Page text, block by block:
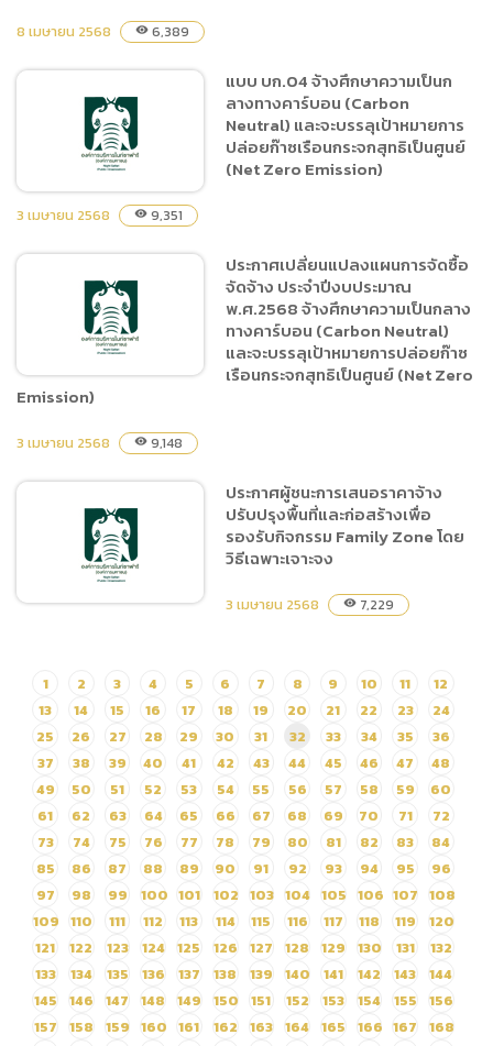
ประกาศผู้ชนะการเสนอราคา
1. กล้วยน้ำว้าสุก-กล้วยน้ำว้า
ดิบ 2. ผักและผลไม้ 3. หญ้าสด
และหญ้าแพงโกล่าแห้ง ตั้งแต่
วันที่ 16 เมษายน – 30
กันยายน 2568 โดยวิธีคัด
8 เมษายน 2568 visibility 6,389
เป็นกลางทางคาร์บอน
(Carbon Neutral) และจะ
บรรลุเป้าหมายการปล่อยก๊าซ
เรือนกระจกสุทธิเป็นศูนย์
(Net Zero Emission)
แบบ บก.04 จ้างศึกษาความเป็นก
ลางทางคาร์บอน (Carbon
Neutral) และจะบรรลุเป้าหมายการ
ปล่อยก๊าซเรือนกระจกสุทธิเป็นศูนย์
(Net Zero Emission)
3 เมษายน 2568 visibility 9,351
ประกาศเปลี่ยนแปลงแผนการ
จัดซื้อจัดจ้าง ประจำ
ปีงบประมาณ พ.ศ.2568 จ้าง
ศึกษาความเป็นกลางทาง
คาร์บอน (Carbon Neutral)
และจะบรรลุเป้าหมายการ
ปล่อยก๊าซเรือนกระจกสุทธิ
ประกาศเปลี่ยนแปลงแผนการจัดซื้อ
จัดจ้าง ประจำปีงบประมาณ
พ.ศ.2568 จ้างศึกษาความเป็นกลาง
ทางคาร์บอน (Carbon Neutral)
และจะบรรลุเป้าหมายการปล่อยก๊าซ
เรือนกระจกสุทธิเป็นศูนย์ (Net Zero
Emission)
3 เมษายน 2568 visibility 9,148
ประกาศผู้ชนะการเสนอราคา
จ้างปรับปรุงพื้นที่และก่อสร้าง
เพื่อรองรับกิจกรรม Family
Zone โดยวิธีเฉพาะเจาะจง
ประกาศผู้ชนะการเสนอราคาจ้าง
ปรับปรุงพื้นที่และก่อสร้างเพื่อ
รองรับกิจกรรม Family Zone โดย
วิธีเฉพาะเจาะจง
3 เมษายน 2568 visibility 7,229
1 2 3 4 5 6 7 8 9 10 11
12
13
14 15 16 17 18 19 20 21 22 23
24
25
26 27 28 29 30 31 32 33 34 35
36
37
38 39 40 41 42 43 44 45 46 47
48
49
50 51 52 53 54 55 56 57 58 59
60
61
62 63 64 65 66 67 68 69 70 71
72
73
74 75 76 77 78 79 80 81 82 83
84
85
86 87 88 89 90 91 92 93 94 95
96
97
98 99 100 101 102 103 104 105 106 107 108
109 110 111 112 113 114 115 116 117 118 119
120
121
122 123 124 125 126 127 128 129 130 131
132
133
134 135 136 137 138 139 140 141 142 143
144
145
146 147 148 149 150 151 152 153 154 155
156
157
158 159 160 161 162 163 164 165 166 167
168